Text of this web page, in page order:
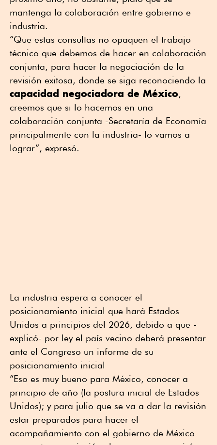
mantenga la colaboración entre gobierno e
industria.
“Que estas consultas no opaquen el trabajo
técnico que debemos de hacer en colaboración
conjunta, para hacer la negociación de la
revisión exitosa, donde se siga reconociendo la
capacidad negociadora de México,
creemos que si lo hacemos en una
colaboración conjunta -Secretaría de Economía
principalmente con la industria- lo vamos a
lograr”, expresó.
La industria espera a conocer el
posicionamiento inicial que hará Estados
Unidos a principios del 2026, debido a que -
explicó- por ley el país vecino deberá presentar
ante el Congreso un informe de su
posicionamiento inicial
“Eso es muy bueno para México, conocer a
principio de año (la postura inicial de Estados
Unidos); y para julio que se va a dar la revisión
estar preparados para hacer el
acompañamiento con el gobierno de México